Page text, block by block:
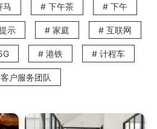
龙，是香港独特的每日报时传统。自19世纪60
响八次钟声后鸣放礼炮，这一习俗沿袭至今，成
和午炮已成为铜锣湾好去处之一，吸引众多游客
放炮，同时与员工拍照留念。
不可错过的好去处。渣甸坊以怡和洋行创办人威
——灯笼洲街市。在这里，你可体验香港传统市
到服务式酒店烹调粤式佳肴。
马 # 下午茶 # 下午
示 # 家庭 # 互联网
# 港铁 # 计程车
户服务团队